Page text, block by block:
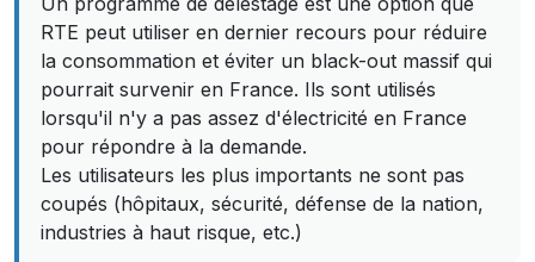
RTE peut utiliser en dernier recours pour réduire
la consommation et éviter un black-out massif qui
pourrait survenir en France. Ils sont utilisés
lorsqu'il n'y a pas assez d'électricité en France
pour répondre à la demande.
Les utilisateurs les plus importants ne sont pas
coupés (hôpitaux, sécurité, défense de la nation,
industries à haut risque, etc.)